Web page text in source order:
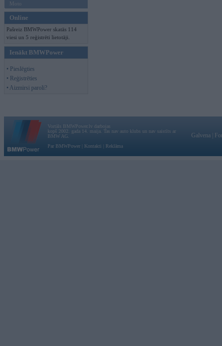
Moto
Online
Pašreiz BMWPower skatās 114
viesi un 5 reģistrēti lietotāji.
Ienākt BMWPower
• Pieslēgties
• Reģistrēties
• Aizmirsi paroli?
Vortāls BMWPower.lv darbojas
kopš 2002. gada 14. maija. Tas nav auto klubs un nav saistīts ar
BMW AG.
Par BMWPower
Kontakti Reklāma
Galvena